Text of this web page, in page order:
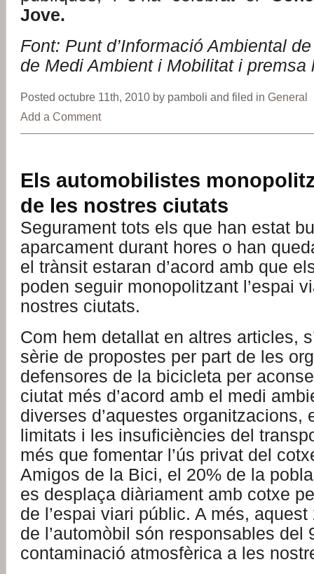
Jove.
Font: Punt d’Informació Ambiental
de Medi Ambient i Mobilitat i premsa
Posted octubre 11th, 2010 by pamboli and filed in General
Add a Comment
Els automobilistes
de les nostres ciutats
Segurament tots els que han estat
aparcament durant hores o han
el trànsit estaran d’acord amb que
poden seguir monopolitzant l’espai
nostres ciutats.
Com hem detallat en altres articles,
sèrie de propostes per part de les
defensores de la bicicleta per
ciutat més d’acord amb el medi
diverses d’aquestes organitzacions,
limitats i les insuficiències del
més que fomentar l’ús privat del
Amigos de la Bici, el 20% de la
es desplaça diàriament amb cotxe
de l’espai viari públic. A més, aquest
de l’automòbil són responsables del
contaminació atmosfèrica a les